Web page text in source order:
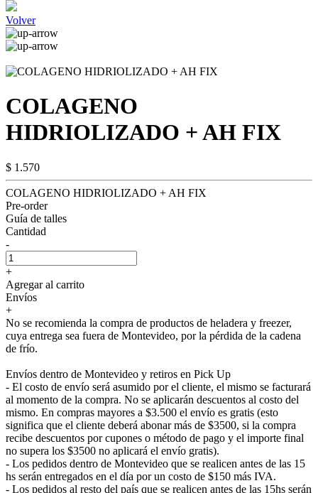
Volver
COLAGENO
HIDRIOLIZADO + AH FIX
$ 1.570
COLAGENO HIDRIOLIZADO + AH FIX
Pre-order
Guía de talles
Cantidad
-
+
Agregar al carrito
Envíos
+
No se recomienda la compra de productos de heladera y freezer,
cuya entrega sea fuera de Montevideo, por la pérdida de la cadena
de frío.
Envíos dentro de Montevideo y retiros en Pick Up
- El costo de envío será asumido por el cliente, el mismo se facturará
al momento de la compra. No se aplicarán descuentos al costo del
mismo. En compras mayores a $3.500 el envío es gratis (esto
significa que el cliente deberá abonar más de $3500, si la compra
recibe descuentos por cupones o método de pago y el importe final
no supera los $3500 no aplicará el envío gratis).
- Los pedidos dentro de Montevideo que se realicen antes de las 15
hs serán entregados en el día por un costo de $150 más IVA.
- Los pedidos al resto del país que se realicen antes de las 15hs serán